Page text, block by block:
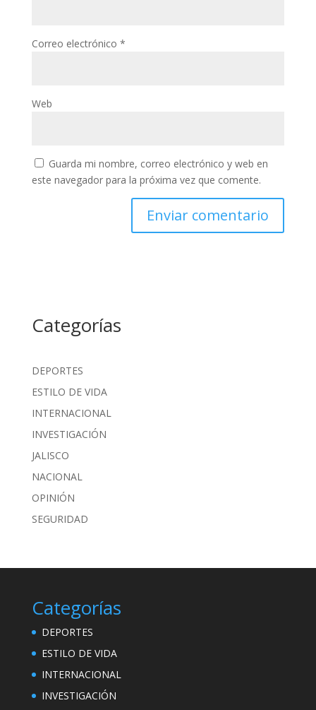
Correo electrónico *
Web
Guarda mi nombre, correo electrónico y web en
este navegador para la próxima vez que comente.
Categorías
DEPORTES
ESTILO DE VIDA
INTERNACIONAL
INVESTIGACIÓN
JALISCO
NACIONAL
OPINIÓN
SEGURIDAD
Categorías
DEPORTES
ESTILO DE VIDA
INTERNACIONAL
INVESTIGACIÓN